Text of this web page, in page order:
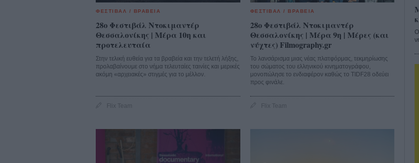
ΦΕΣΤΙΒΑΛ / ΒΡΑΒΕΙΑ
28o Φεστιβάλ Ντοκιμαντέρ
Θεσσαλονίκης | Μέρα 10η και
προτελευταία
Στην τελική ευθεία για τα βραβεία και την τελετή λήξης,
προλαβαίνουμε στο νήμα τελευταίες ταινίες και μερικές
ακόμη «αρχειακές» στιγμές για το μέλλον.
Flix Team
ΦΕΣΤΙΒΑΛ / ΒΡΑΒΕΙΑ
28o Φεστιβάλ Ντοκιμαντέρ
Θεσσαλονίκης | Μέρα 9η | Μέρες (και
νύχτες) Filmography.gr
Το λανσάρισμα μιας νέας πλατφόρμας, τεκμηρίωσης
του σώματος του ελληνικού κινηματογράφου,
μονοπώλησε το ενδιαφέρον καθώς το TIDF28 οδεύει
προς φινάλε.
Flix Team
Ο